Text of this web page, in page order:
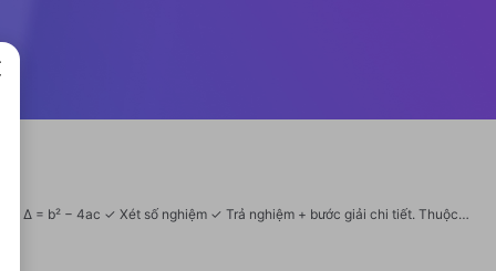
Tính Delta phương trình bậc 2 online miễn phí tại MaytinhHS ✓ Nhập a, b, c ✓ Tính Δ = b² − 4ac ✓ Xét số nghiệm ✓ Trả nghiệm + bước giải chi tiết. Thuộc hệ sinh thái 50+ công cụ máy tính online tại maytinhhs.net #MaytinhHS #MaytinhHSnet #MáyTínhHọcSinh #MáyTínhOnline #Delta #PhươngTrìnhBậc2 Địa chỉ: 453 Đ. Vườn Lài, Phú Thọ Hoà, Tân Phú, Thành phố Hồ Chí Minh, Việt Nam Phone: 0902292345 Website: https://maytinhhs.net/delta-phuong-trinh-bac-2/